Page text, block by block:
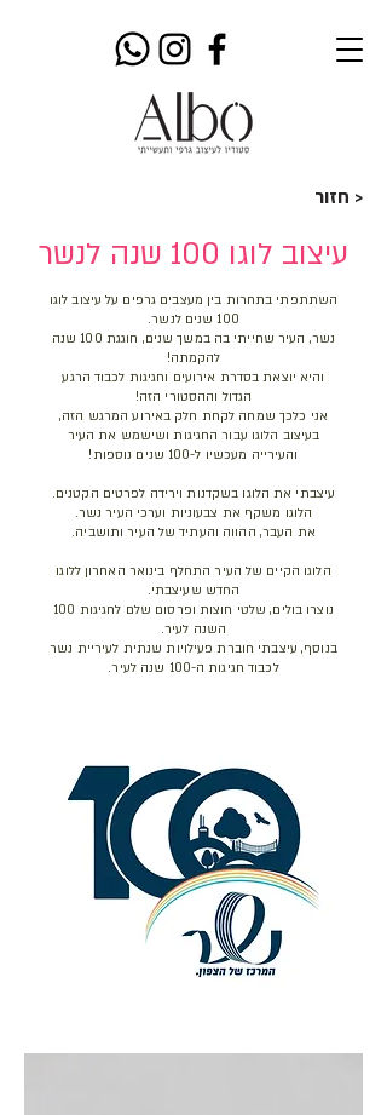
חזור >
עיצוב לוגו 100 שנה לנשר
השתתפתי בתחרות בין מעצבים גרפים על עיצוב לוגו
100 שנים לנשר.
נשר, העיר שחייתי בה במשך שנים, חוגגת 100 שנה
להקמתה!
והיא יוצאת בסדרת אירועים וחגיגות לכבוד הרגע
הגדול וההסטורי הזה!
אני כלכך שמחה לקחת חלק באירוע המרגש הזה,
בעיצוב הלוגו עבור החגיגות ושישמש את העיר
והעירייה מעכשיו ל-100 שנים נוספות!
עיצבתי את הלוגו בשקדנות וירידה לפרטים הקטנים.
הלוגו משקף את צבעוניות וערכי העיר נשר.
את העבר, ההווה והעתיד של העיר ותושביה.
הלוגו הקיים של העיר התחלף בינואר האחרון ללוגו
החדש שעיצבתי.
נוצרו בולים, שלטי חוצות ופרסום שלם לחגיגות 100
השנה לעיר.
בנוסף, עיצבתי חוברת פעילויות שנתית לעיריית נשר
לכבוד חגיגות ה-100 שנה לעיר.